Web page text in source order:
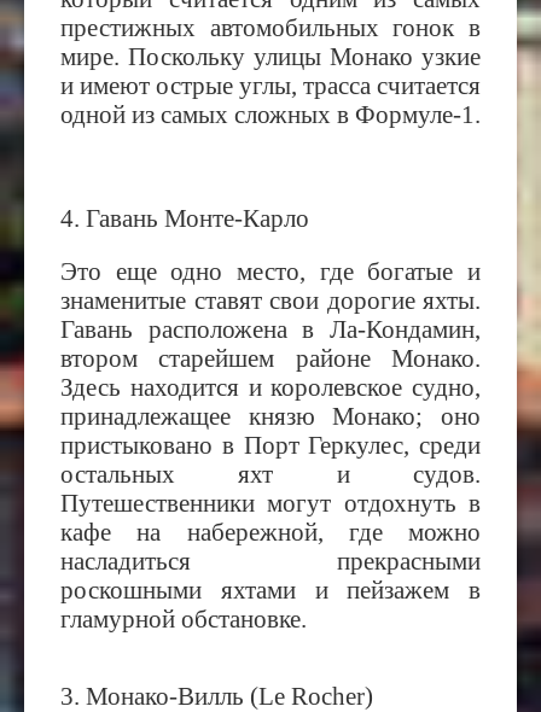
престижных автомобильных гонок в
мире. Поскольку улицы Монако узкие
и имеют острые углы, трасса считается
одной из самых сложных в Формуле-1.
4. Гавань Монте-Карло
Это еще одно место, где богатые и
знаменитые ставят свои дорогие яхты.
Гавань расположена в Ла-Кондамин,
втором старейшем районе Монако.
Здесь находится и королевское судно,
принадлежащее князю Монако; оно
пристыковано в Порт Геркулес, среди
остальных яхт и судов.
Путешественники могут отдохнуть в
кафе на набережной, где можно
насладиться прекрасными
роскошными яхтами и пейзажем в
гламурной обстановке.
3. Монако-Вилль (Le Rocher)